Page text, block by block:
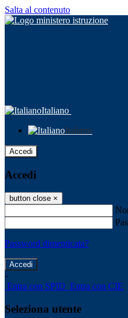
Salta al contenuto
Italiano
Italiano
Accedi
Accedi
button close ×
Password dimenticata?
-
Entra con SPID Entra con CIE
Seleziona utente